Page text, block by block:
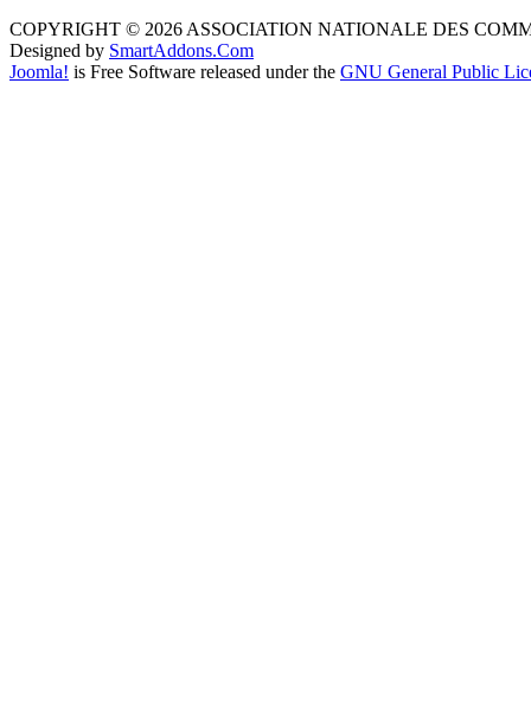
COPYRIGHT © 2026 ASSOCIATION NATIONALE DES
Designed by SmartAddons.Com
Joomla! is Free Software released under the GNU General Public